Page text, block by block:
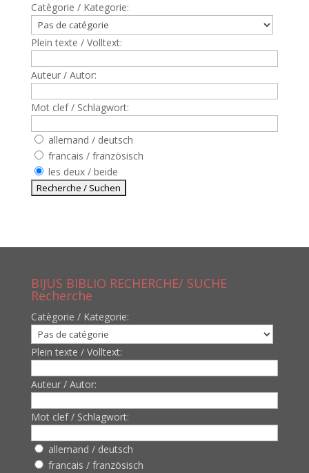
Catègorie / Kategorie:
Plein texte / Volltext:
Auteur / Autor:
Mot clef / Schlagwort:
allemand / deutsch
francais / französisch
les deux / beide
BIJUS BIBLIO RECHERCHE/ SUCHE
Recherche
Catègorie / Kategorie:
Plein texte / Volltext:
Auteur / Autor:
Mot clef / Schlagwort:
allemand / deutsch
francais / französisch